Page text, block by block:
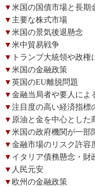
▼米国の国債市場と長期
▼ 主要な株式市場
▼米国の景気後退懸念
▼米中貿易戦争
▼ トランプ大統領や政
▼米国の金融政策
▼英国のEU離脱問題
▼金融当局者や要人によ
▼注目度の高い経済指標
▼ 原油と金を中心とした
▼米国の政府機関が一部
▼金融市場のリスク許容
▼ イタリア債務懸念・財
▼ 人民元安
▼ 欧州の金融政策